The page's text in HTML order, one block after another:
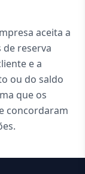
aceita a
de reserva
e a
ou do saldo
que os
concordaram